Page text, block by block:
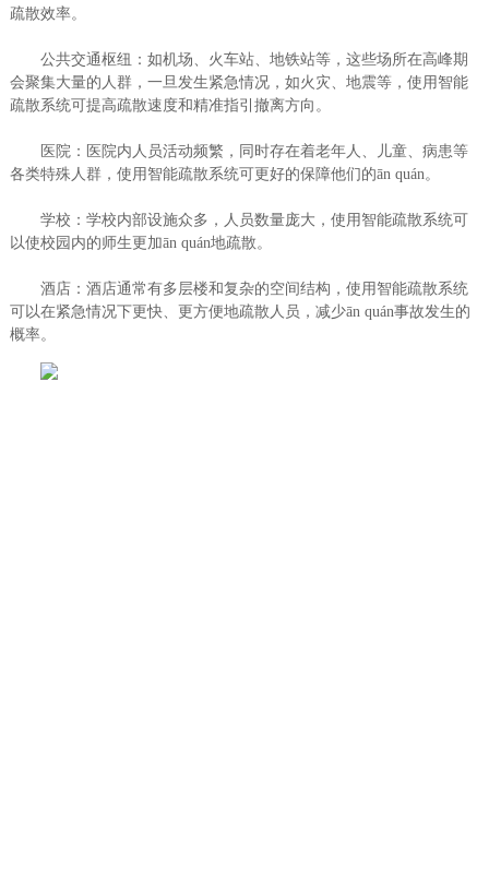
疏散效率。
公共交通枢纽：如机场、火车站、地铁站等，这些场所在高峰期
会聚集大量的人群，一旦发生紧急情况，如火灾、地震等，使用智能
疏散系统可提高疏散速度和精准指引撤离方向。
医院：医院内人员活动频繁，同时存在着老年人、儿童、病患等
各类特殊人群，使用智能疏散系统可更好的保障他们的ān quán。
学校：学校内部设施众多，人员数量庞大，使用智能疏散系统可
以使校园内的师生更加ān quán地疏散。
酒店：酒店通常有多层楼和复杂的空间结构，使用智能疏散系统
可以在紧急情况下更快、更方便地疏散人员，减少ān quán事故发生的
概率。